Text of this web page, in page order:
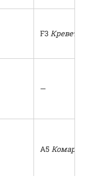
F3
—
A5 Комар-